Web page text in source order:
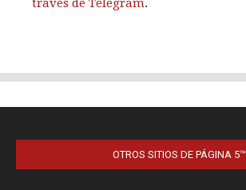
OTROS SITIOS DE PÁGINA 5™